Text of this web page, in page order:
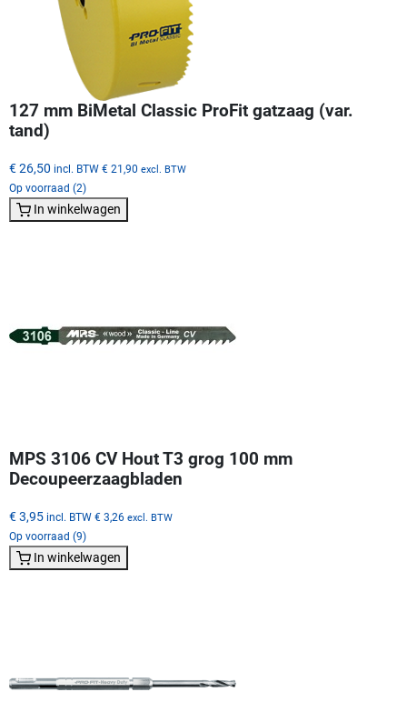
127 mm BiMetal Classic ProFit gatzaag (var.
tand)
€ 26,50 incl. BTW € 21,90 excl. BTW
Op voorraad (2)
In winkelwagen
MPS 3106 CV Hout T3 grog 100 mm
Decoupeerzaagbladen
€ 3,95 incl. BTW € 3,26 excl. BTW
Op voorraad (9)
In winkelwagen